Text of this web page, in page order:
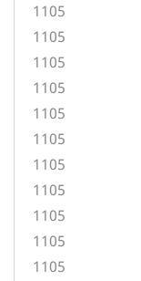
1105
1105
1105
1105
1105
1105
1105
1105
1105
1105
1105